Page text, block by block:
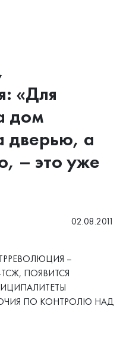
«Для
дом
дверью, а
– это уже
02.08.2011
–
ПОЯВИТСЯ
ПО КОНТРОЛЮ НАД